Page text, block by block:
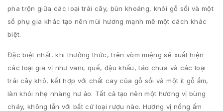
pha trộn giữa các loại trái cây, bùn khoáng, khói gỗ sồi và một
số phụ gia khác tạo nên mùi hương mạnh mẽ một cách khác
biệt.
Đặc biệt nhất, khi thưởng thức, trên vòm miệng sẽ xuất hiện
các loại gia vị như vani, quế, đậu khấu, táo chua và các loại
trái cây khô, kết hợp với chất cay của gỗ sồi và một ít gỗ ẩm,
làn khói nhẹ nhàng hư ảo. Tất cả tạo nên một hương vị bùng
cháy, không lẫn với bất cứ loại rượu nào. Hương vị nồng ấm